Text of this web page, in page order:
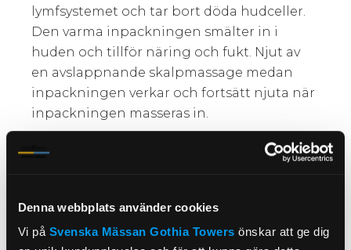
Denna webbplats använder cookies
Vi på Svenska Mässan Gothia Towersönskar att ge dig
lymfsystemet och tar bort döda hudceller.
Den varma inpackningen smälter in i
huden och tillför näring och fukt. Njut av
en avslappnande skalpmassage medan
inpackningen verkar och fortsätt njuta när
inpackningen masseras in.
Pris
Lyxig Signaturbehandling